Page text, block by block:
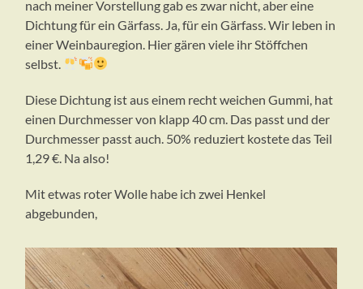
nach meiner Vorstellung gab es zwar nicht, aber eine
Dichtung für ein Gärfass. Ja, für ein Gärfass. Wir leben in
einer Weinbauregion. Hier gären viele ihr Stöffchen
selbst.
Diese Dichtung ist aus einem recht weichen Gummi, hat
einen Durchmesser von klapp 40 cm. Das passt und der
Durchmesser passt auch. 50% reduziert kostete das Teil
1,29 €. Na also!
Mit etwas roter Wolle habe ich zwei Henkel
abgebunden,